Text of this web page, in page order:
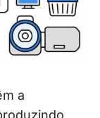
a